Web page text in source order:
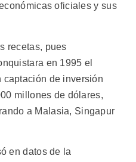
oficiales y sus
recetas, pues
en 1995 el
de inversión
millones de dólares,
a Malasia, Singapur
en datos de la